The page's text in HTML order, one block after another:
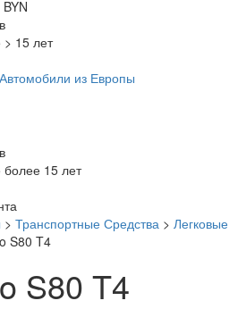
15 лет
Автомобили из Европы
15 лет
> Транспортные Средства > Легковые
S80 T4
S80 T4